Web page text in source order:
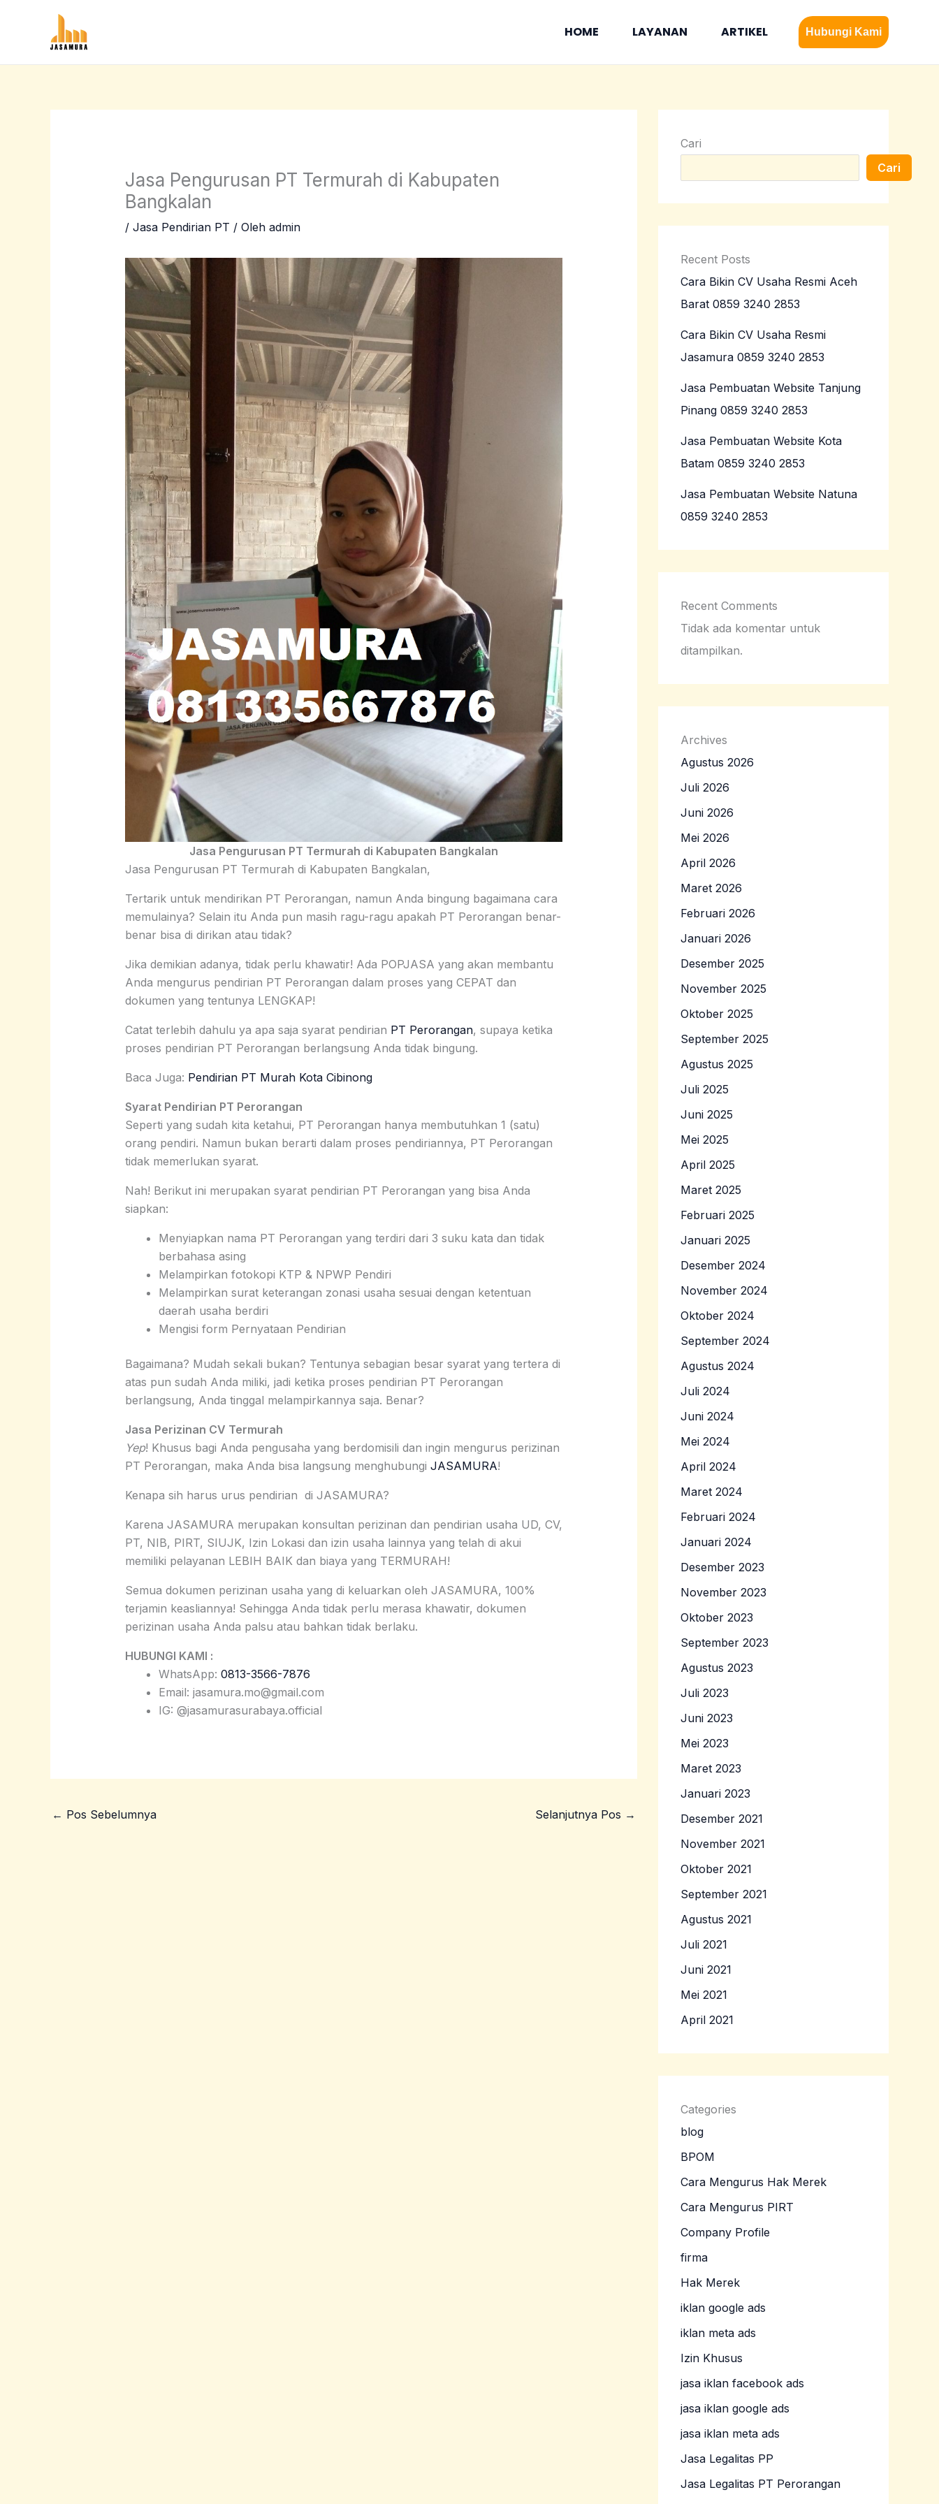
HOME LAYANAN ARTIKEL Hubungi Kami
Jasa Pengurusan PT Termurah di Kabupaten
Bangkalan
/ Jasa Pendirian PT / Oleh admin
Jasa Pengurusan PT Termurah di Kabupaten Bangkalan
Jasa Pengurusan PT Termurah di Kabupaten Bangkalan,
Tertarik untuk mendirikan PT Perorangan, namun Anda bingung bagaimana cara
memulainya? Selain itu Anda pun masih ragu-ragu apakah PT Perorangan benar-
benar bisa di dirikan atau tidak?
Jika demikian adanya, tidak perlu khawatir! Ada POPJASA yang akan membantu
Anda mengurus pendirian PT Perorangan dalam proses yang CEPAT dan
dokumen yang tentunya LENGKAP!
Catat terlebih dahulu ya apa saja syarat pendirian PT Perorangan, supaya ketika
proses pendirian PT Perorangan berlangsung Anda tidak bingung.
Baca Juga: Pendirian PT Murah Kota Cibinong
Syarat Pendirian PT Perorangan
Seperti yang sudah kita ketahui, PT Perorangan hanya membutuhkan 1 (satu)
orang pendiri. Namun bukan berarti dalam proses pendiriannya, PT Perorangan
tidak memerlukan syarat.
Nah! Berikut ini merupakan syarat pendirian PT Perorangan yang bisa Anda
siapkan:
Menyiapkan nama PT Perorangan yang terdiri dari 3 suku kata dan tidak
berbahasa asing
Melampirkan fotokopi KTP & NPWP Pendiri
Melampirkan surat keterangan zonasi usaha sesuai dengan ketentuan
daerah usaha berdiri
Mengisi form Pernyataan Pendirian
Bagaimana? Mudah sekali bukan? Tentunya sebagian besar syarat yang tertera di
atas pun sudah Anda miliki, jadi ketika proses pendirian PT Perorangan
berlangsung, Anda tinggal melampirkannya saja. Benar?
Jasa Perizinan CV Termurah
Yep! Khusus bagi Anda pengusaha yang berdomisili dan ingin mengurus perizinan
PT Perorangan, maka Anda bisa langsung menghubungi JASAMURA!
Kenapa sih harus urus pendirian di JASAMURA?
Karena JASAMURA merupakan konsultan perizinan dan pendirian usaha UD, CV,
PT, NIB, PIRT, SIUJK, Izin Lokasi dan izin usaha lainnya yang telah di akui
memiliki pelayanan LEBIH BAIK dan biaya yang TERMURAH!
Semua dokumen perizinan usaha yang di keluarkan oleh JASAMURA, 100%
terjamin keasliannya! Sehingga Anda tidak perlu merasa khawatir, dokumen
perizinan usaha Anda palsu atau bahkan tidak berlaku.
HUBUNGI KAMI :
WhatsApp: 0813-3566-7876
Email: jasamura.mo@gmail.com
IG: @jasamurasurabaya.official
← Pos Sebelumnya Selanjutnya Pos →
Cari
Cari
Recent Posts
Cara Bikin CV Usaha Resmi Aceh
Barat 0859 3240 2853
Cara Bikin CV Usaha Resmi
Jasamura 0859 3240 2853
Jasa Pembuatan Website Tanjung
Pinang 0859 3240 2853
Jasa Pembuatan Website Kota
Batam 0859 3240 2853
Jasa Pembuatan Website Natuna
0859 3240 2853
Recent Comments
Tidak ada komentar untuk
ditampilkan.
Archives
Agustus 2026
Juli 2026
Juni 2026
Mei 2026
April 2026
Maret 2026
Februari 2026
Januari 2026
Desember 2025
November 2025
Oktober 2025
September 2025
Agustus 2025
Juli 2025
Juni 2025
Mei 2025
April 2025
Maret 2025
Februari 2025
Januari 2025
Desember 2024
November 2024
Oktober 2024
September 2024
Agustus 2024
Juli 2024
Juni 2024
Mei 2024
April 2024
Maret 2024
Februari 2024
Januari 2024
Desember 2023
November 2023
Oktober 2023
September 2023
Agustus 2023
Juli 2023
Juni 2023
Mei 2023
Maret 2023
Januari 2023
Desember 2021
November 2021
Oktober 2021
September 2021
Agustus 2021
Juli 2021
Juni 2021
Mei 2021
April 2021
Categories
blog
BPOM
Cara Mengurus Hak Merek
Cara Mengurus PIRT
Company Profile
firma
Hak Merek
iklan google ads
iklan meta ads
Izin Khusus
jasa iklan facebook ads
jasa iklan google ads
jasa iklan meta ads
Jasa Legalitas PP
Jasa Legalitas PT Perorangan